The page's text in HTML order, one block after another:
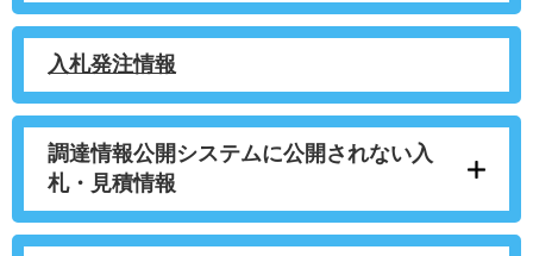
入札発注情報
調達情報公開システムに公開されない入
札・見積情報